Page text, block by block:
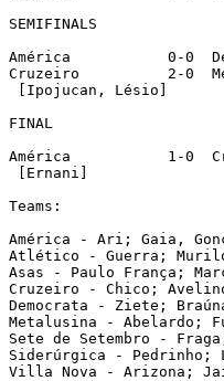
SEMIFINALS
América		  0-0  Democrata	(3-2 penalty kicks)
Cruzeiro	  2-0  Metalusina
[Ipojucan, Lésio]
FINAL
América		  1-0  Cruzeiro
[Ernani]
Teams:
América - Ari; Gaia,
Atlético - Guerra;
Asas - Paulo França;
Cruzeiro - Chico;
Democrata - Ziete;
Metalusina - Abelardo;
Sete de Setembro -
Siderúrgica - Pedrinho;
Villa Nova - Arizona;